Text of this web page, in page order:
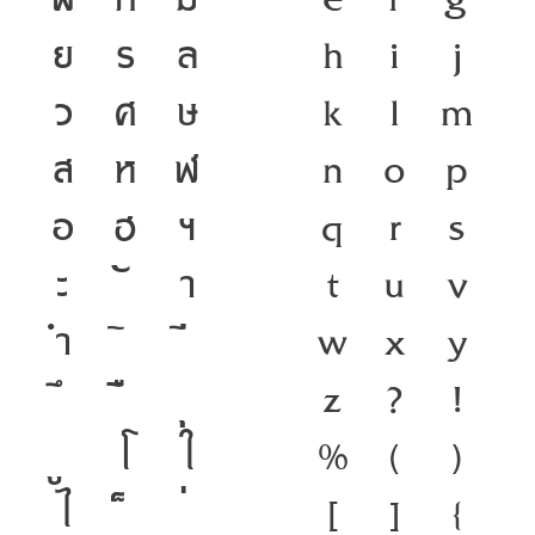
ย
ร
ล
ว
ศ
ษ
ส
ห
ฬ
อ
ฮ
ฯ
ะ
า
ำ
โ
ใ
ไ
h
i
j
k
l
m
n
o
p
q
r
s
t
u
v
w
x
y
z
?
!
%
(
)
[
] {